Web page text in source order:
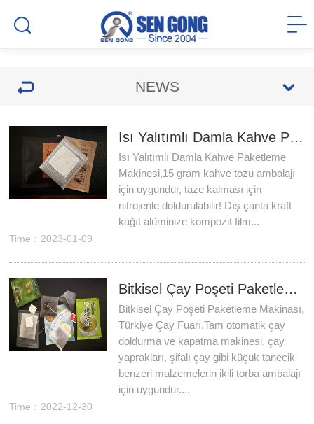
NEWS
Isı Yalıtımlı Damla Kahve Paketleme Makinesi
Isı Yalıtımlı Damla Kahve Paketleme
Makinesi,15 gram kahve tozu ambalajı
için uygundur, taze kalması için
nitrojenle doldurulabilir! Dış çanta kraft
kağıt alüminize kompozit film...
Time：2023-01-09
Bitkisel Çay Poşeti Paketleme Makinası, Türkiye Çay Fuarı
Bitkisel Çay Poşeti Paketleme Makinası,
Türkiye Çay Fuarı,Tam otomatik çay
doldurma ve kapatma makinesi, çay
yaprakları, şifalı çay gibi küçük tanecik
benzeri malzemelerin ikili torba ambalajı
için uygundur....
Time：2022-12-30